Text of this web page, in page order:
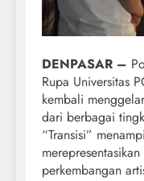
DENPASAR –
Rupa Universitas
kembali
dari berbagai
“Transisi”
perkembangan